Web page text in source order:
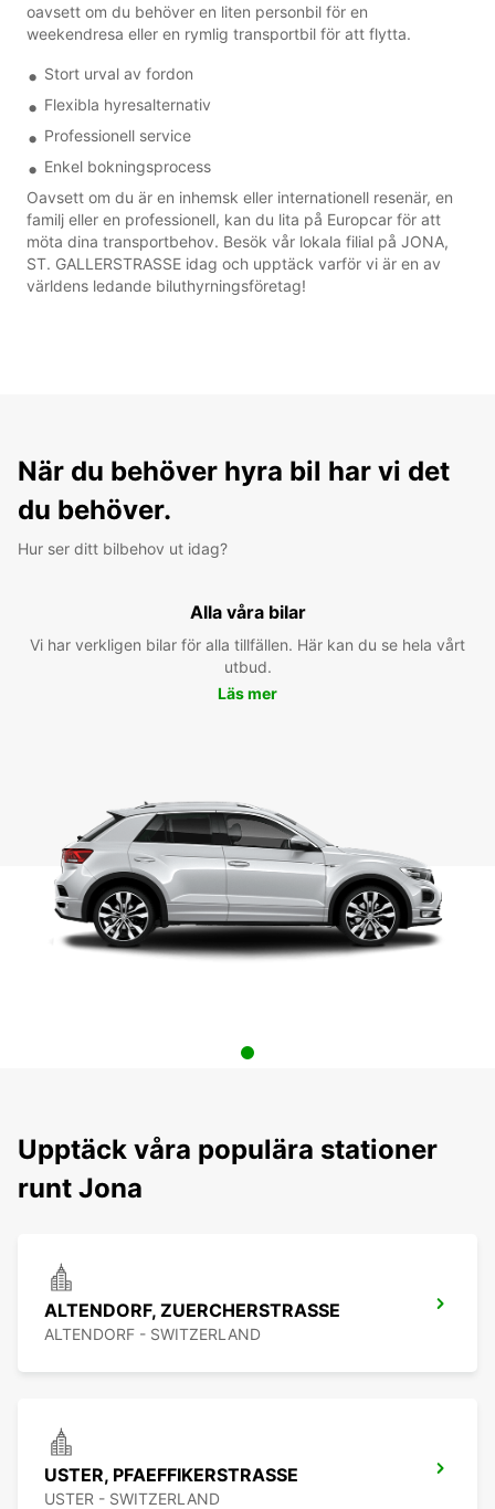
oavsett om du behöver en liten personbil för en
weekendresa eller en rymlig transportbil för att flytta.
Stort urval av fordon
Flexibla hyresalternativ
Professionell service
Enkel bokningsprocess
Oavsett om du är en inhemsk eller internationell resenär, en
familj eller en professionell, kan du lita på Europcar för att
möta dina transportbehov. Besök vår lokala filial på JONA,
ST. GALLERSTRASSE idag och upptäck varför vi är en av
världens ledande biluthyrningsföretag!
När du behöver hyra bil har vi det
du behöver.
Hur ser ditt bilbehov ut idag?
Alla våra bilar
Vi har verkligen bilar för alla tillfällen. Här kan du se hela vårt
utbud.
Läs mer
Upptäck våra populära stationer
runt Jona
ALTENDORF, ZUERCHERSTRASSE
ALTENDORF - SWITZERLAND
USTER, PFAEFFIKERSTRASSE
USTER - SWITZERLAND